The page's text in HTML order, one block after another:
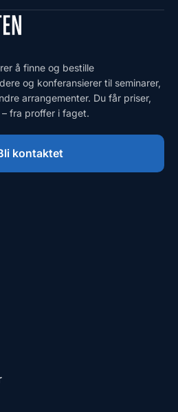
å finne og bestille
og konferansierer til seminarer,
arrangementer. Du får priser,
fra proffer i faget.
kontaktet